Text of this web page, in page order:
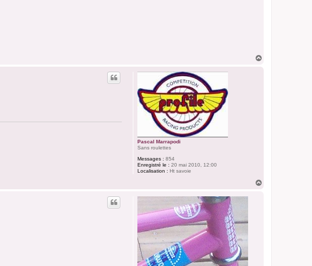
Pascal Marrapodi
Sans roulettes
Messages : 854
Enregistré le : 20 mai 2010, 12:00
Localisation : Ht savoie